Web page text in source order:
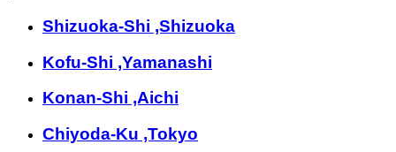
Shizuoka-Shi ,Shizuoka
Kofu-Shi ,Yamanashi
Konan-Shi ,Aichi
Chiyoda-Ku ,Tokyo